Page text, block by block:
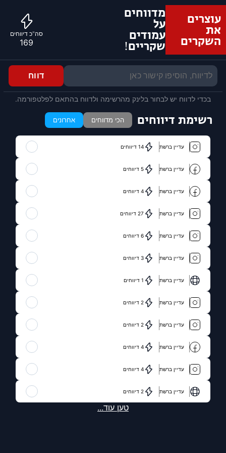
עוצרים
את
השקרים
מדווחים
על
עמודים
שקריים!
סה"כ דיווחים
169
דווח
בכדי לדווח יש לבחור בלינק מהרשימה ולדווח בהתאם לפלטפורמה.
רשימת דיווחים הכי מדווחים אחרונים
עדיין ברשת 14 דיווחים
עדיין ברשת 5 דיווחים
עדיין ברשת 4 דיווחים
עדיין ברשת 27 דיווחים
עדיין ברשת 6 דיווחים
עדיין ברשת 3 דיווחים
עדיין ברשת 1 דיווחים
עדיין ברשת 2 דיווחים
עדיין ברשת 2 דיווחים
עדיין ברשת 4 דיווחים
עדיין ברשת 4 דיווחים
עדיין ברשת 2 דיווחים
טען עוד...